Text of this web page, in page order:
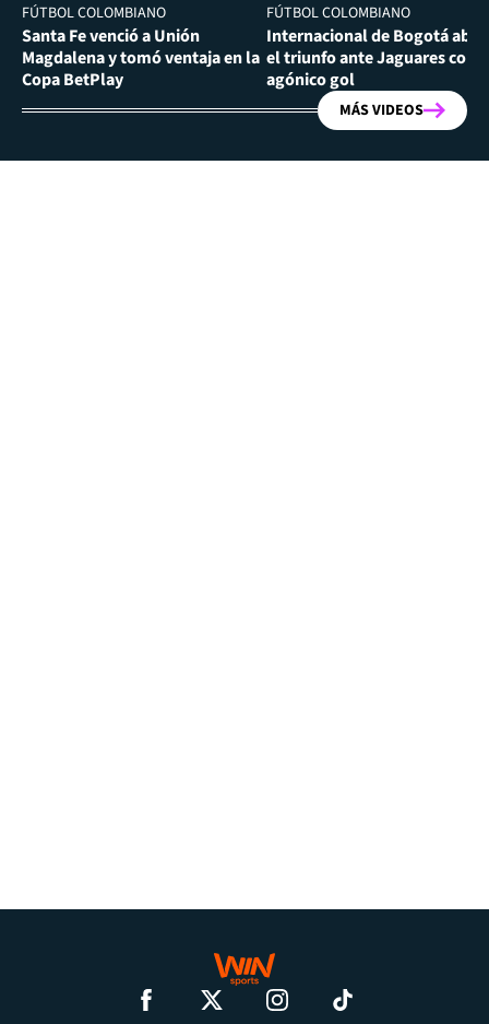
FÚTBOL COLOMBIANO
Santa Fe venció a Unión
Magdalena y tomó ventaja en la
Copa BetPlay
FÚTBOL COLOMBIANO
Internacional de Bogotá
el triunfo ante Jaguares con
agónico gol
MÁS VIDEOS